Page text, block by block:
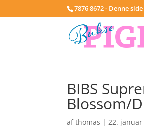
7876 8672 - Denne
BIBS
Blossom/
afthomas |22. januar